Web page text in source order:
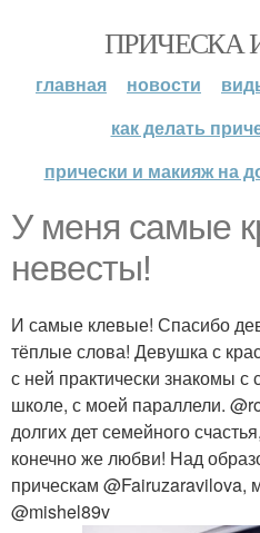
ПРИЧЕСКА
главная новости
как делать
прически и макияж на
У меня самые
невесты!
И самые клевые! Спасибо
тёплые слова! Девушка с
с ней практически знакомы с
школе, с моей параллели.
долгих дет семейного
конечно же любви! Над
прическам
@mishel89v